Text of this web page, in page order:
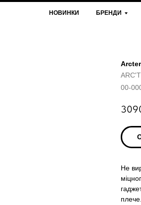
НОВИНКИ БРЕНДИ
00-
Не